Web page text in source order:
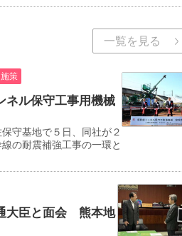
一覧を見る
策
ル保守工事用機械
守基地で５日、同社が２
の耐震補強工事の一環と
大臣と面会 熊本地